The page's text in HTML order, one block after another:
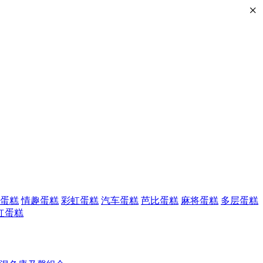
糕 情趣蛋糕 彩虹蛋糕 汽车蛋糕 芭比蛋糕 麻将蛋糕 多层蛋糕
蛋糕
×